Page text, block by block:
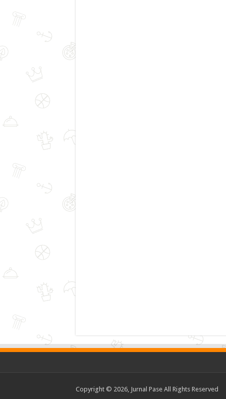
Copyright © 2026, Jurnal Pase All Rights Reserved